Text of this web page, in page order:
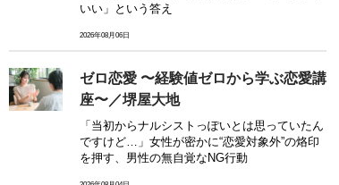
いい」という答え
2026年08月06日
ゼロ恋愛 〜経験値ゼロから学ぶ恋愛講
座〜／堺屋大地
「当初からナルシストっぽいとは思っていたん
ですけど…」女性が密かに“恋愛対象外”の烙印
を押す、男性の無自覚なNG行動